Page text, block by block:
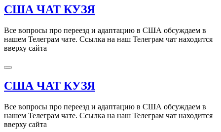
США ЧАТ КУЗЯ
Все вопросы про переезд и адаптацию в США обсуждаем в
нашем Телеграм чате. Ссылка на наш Телеграм чат находится
вверху сайта
США ЧАТ КУЗЯ
Все вопросы про переезд и адаптацию в США обсуждаем в
нашем Телеграм чате. Ссылка на наш Телеграм чат находится
вверху сайта